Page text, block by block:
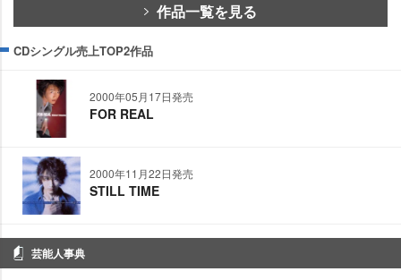
作品一覧を見る
CDシングル売上TOP2作品
2000年05月17日発売
FOR REAL
2000年11月22日発売
STILL TIME
芸能人事典